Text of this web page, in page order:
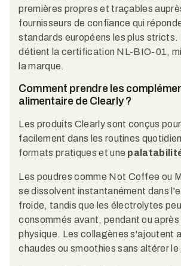
premières propres et traçables
fournisseurs de confiance qui
standards européens les plus stricts.
détient la certification NL-BIO-01,
la marque.
Comment prendre les
alimentaire de Clearly ?
Les produits Clearly sont conçus
facilement dans les routines
formats pratiques et une
Les poudres comme Not Coffee ou
se dissolvent instantanément dans
froide, tandis que les électrolytes
consommés avant, pendant ou
physique. Les collagènes s'ajoutent
chaudes ou smoothies sans altérer le